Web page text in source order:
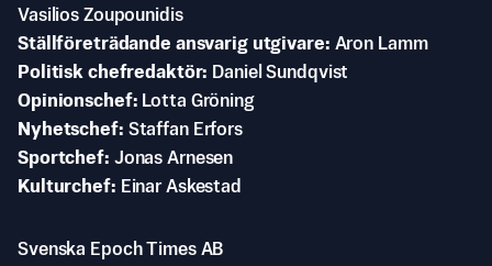
Vasilios Zoupounidis
Ställföreträdande ansvarig utgivare Aron Lamm
Politisk chefredaktör
Daniel Sundqvist
Opinionschef
Lotta Gröning
Nyhetschef Staffan Erfors
Sportchef Jonas Arnesen
Kulturchef
Einar Askestad
Svenska Epoch Times AB